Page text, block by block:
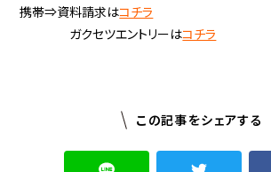
携帯⇒資料請求はコチラ
ガクセツエントリーはコチラ
この記事をシェアする